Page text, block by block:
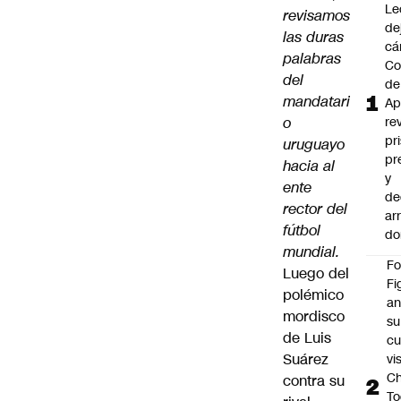
revisamos
las duras
palabras
del
mandatari
o
uruguayo
hacia al
ente
rector del
fútbol
mundial.
Luego del
polémico
mordisco
de Luis
Suárez
contra su
de
y
su